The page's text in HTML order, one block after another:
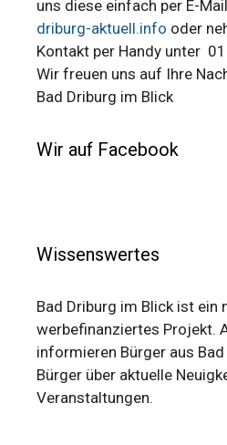
uns diese einfach per E-
driburg-aktuell.info oder
Kontakt per Handy unter
Wir freuen uns auf Ihre
Bad Driburg im Blick
Wir auf Facebook
Wissenswertes
Bad Driburg im Blick ist ein
werbefinanziertes Projekt.
informieren Bürger aus
Bürger über aktuelle
Veranstaltungen.